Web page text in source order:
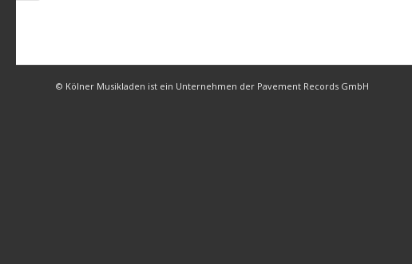
© Kölner Musikladen ist ein Unternehmen der Pavement Records GmbH